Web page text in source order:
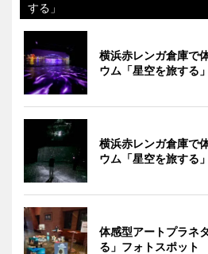
する」
横浜赤レンガ倉庫で
ウム「星空を旅する
横浜赤レンガ倉庫で
ウム「星空を旅する
体感型アートプラネ
る」フォトスポット